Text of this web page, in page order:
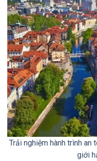
Trải nghiệm hành trình
giới